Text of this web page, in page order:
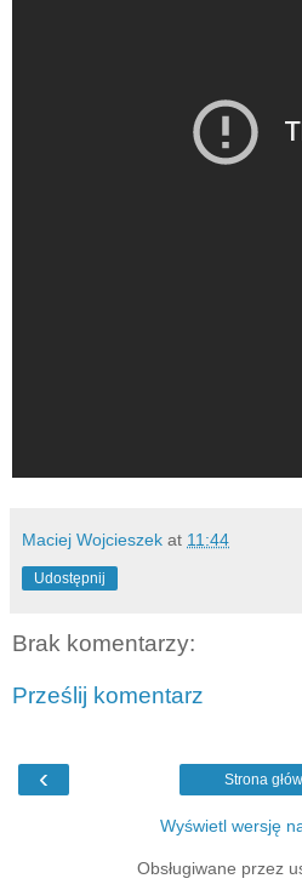
Maciej Wojcieszek at 11:44
Udostępnij
Brak komentarzy:
Prześlij komentarz
‹ Strona
Wyświetl wersję
Obsługiwane przez